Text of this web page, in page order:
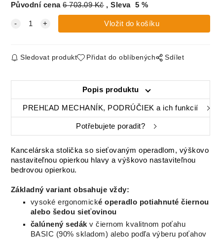
Původní cena 6 703.09Kč Sleva 5 %
Sledovat produkt Přidat do oblíbených Sdílet
Popis produktu
PREHĽAD MECHANÍK, PODRÚČIEK a ich funkcií
Potřebujete poradit?
Kancelárska stolička so sieťovaným operadlom, výškovo
nastaviteľnou opierkou hlavy a výškovo nastaviteľnou
bedrovou opierkou.
Základný variant obsahuje vždy:
vysoké ergonomické operadlo potiahnuté čiernou
alebo šedou sieťovinou
čalúnený sedák v čiernom kvalitnom poťahu
BASIC (90% skladom) alebo podľa výberu poťahov